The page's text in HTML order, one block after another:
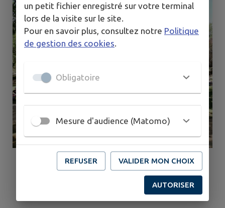
un petit fichier enregistré sur votre terminal
lors de la visite sur le site.
Pour en savoir plus, consultez notre Politique
de gestion des cookies
Obligatoire
Mesure d'audience (Matomo)
REFUSER VALIDER MON CHOIX
AUTORISER